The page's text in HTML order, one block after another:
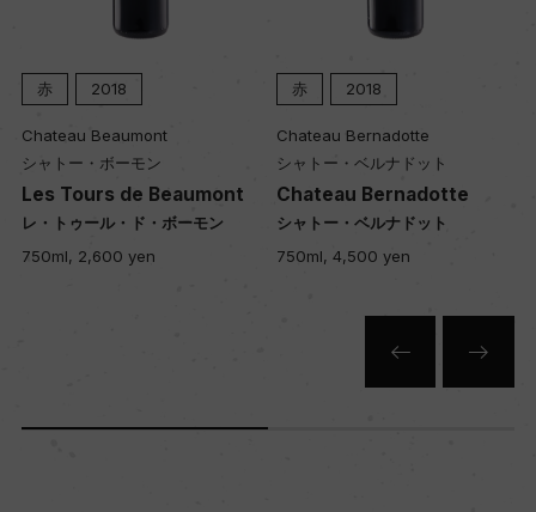
赤
Chateau Bernadotte
シャトー・ベルナドット
Chateau Bernadotte
シャトー・ベルナドット
750ml, 4,500 yen
赤
Chateau Bernadotte
シャトー・ベルナドット
Chateau Bernadotte
シャトー・ベルナドット
750ml, 3,600 yen